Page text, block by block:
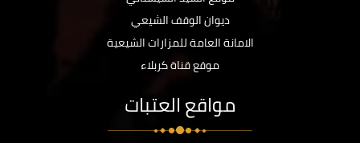
ديوان الوقف الشيعي
الامانة العامة للمزارات الشيعية
موقع قناة كربلاء
مواقع العتبات